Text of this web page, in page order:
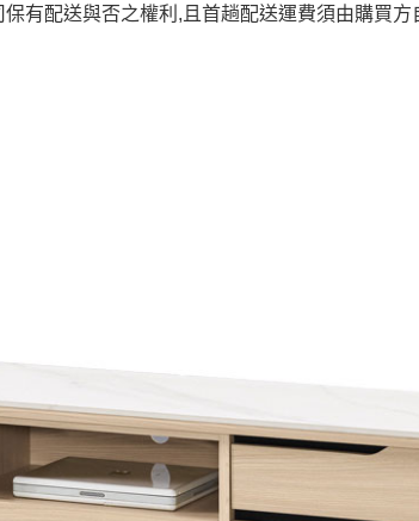
有配送與否之權利,且首趟配送運費須由購買方
以上：免運費
以下：NT$500元
產品另收運費
以上：免運費
卓蘭鎮、三
單後無現貨我們客服會再來電或E-Mail與您聯絡
供吊掛服務，若需以吊車或其他的吊掛方式吊運
非一般快速到貨商品，無法指定特定時間送達，
貨，以節省您的寶貴時間。
法配送至百貨公司內部。
於商品完成出貨15個工作天另行寄出，另外約